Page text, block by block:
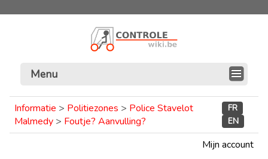
Menu
Informatie > Politiezones > Police Stavelot
Malmedy > Foutje? Aanvulling?
FR
EN
Mijn account